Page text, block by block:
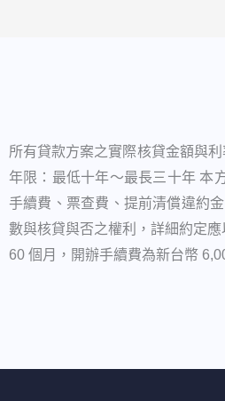
所有貸款方案之實際核貸金額與
年限：最低十年～最長三十年 本
手續費、票查費、提前清償違約
數與核貸與否之權利，詳細約定
60 個月，開辦手續費為新台幣